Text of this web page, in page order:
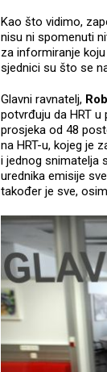
Kao što vidimo,
nisu ni spomenuti
za informiranje
sjednici su što se
Glavni ravnatelj,
potvrđuju da HRT
prosjeka od 48
na HRT-u, kojeg je
i jednog snimatelja
urednika emisije
također je sve,